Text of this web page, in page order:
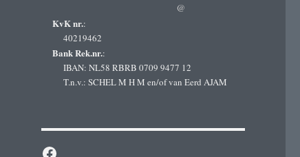
@
KvK nr.:
40219462
Bank Rek.nr.:
IBAN: NL58 RBRB 0709 9477 12
T.n.v.: SCHEL M H M en/of van Eerd AJAM
Facebook